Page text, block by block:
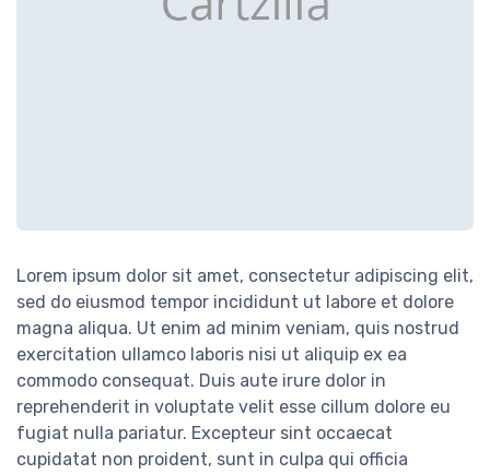
Lorem ipsum dolor sit amet, consectetur adipiscing elit,
sed do eiusmod tempor incididunt ut labore et dolore
magna aliqua. Ut enim ad minim veniam, quis nostrud
exercitation ullamco laboris nisi ut aliquip ex ea
commodo consequat. Duis aute irure dolor in
reprehenderit in voluptate velit esse cillum dolore eu
fugiat nulla pariatur. Excepteur sint occaecat
cupidatat non proident, sunt in culpa qui officia